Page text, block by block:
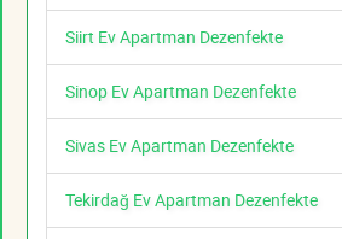
Siirt Ev Apartman Dezenfekte
Sinop Ev Apartman Dezenfekte
Sivas Ev Apartman Dezenfekte
Tekirdağ Ev Apartman Dezenfekte